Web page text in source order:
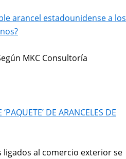
arancel estadounidense a los
MKC Consultoría
DE ARANCELES DE
al comercio exterior se